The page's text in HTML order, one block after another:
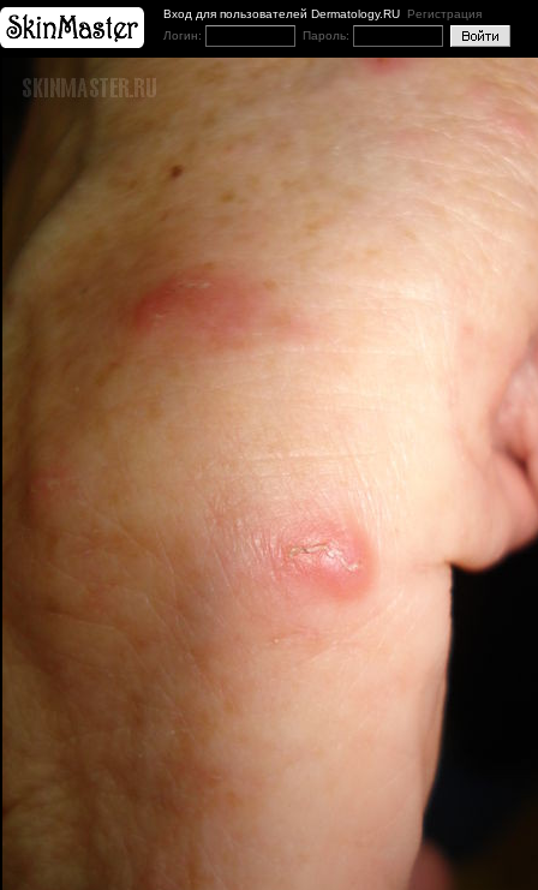
Вход для пользователей Dermatology.RU Регистрация
Логин:
Пароль: